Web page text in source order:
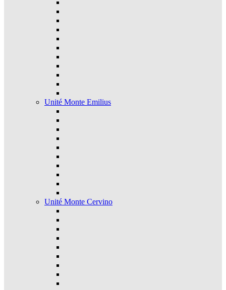
Unité Monte Emilius
Unité Monte Cervino